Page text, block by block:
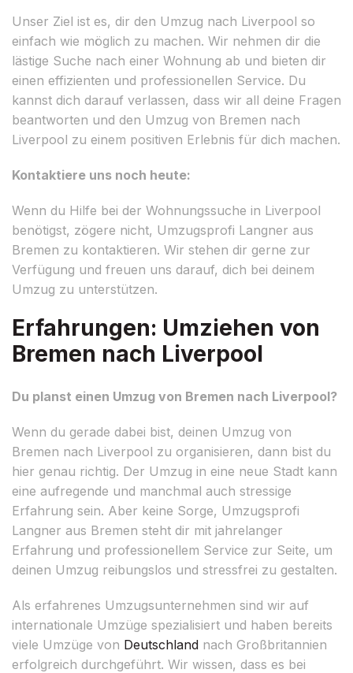
Unser Ziel ist es, dir den Umzug nach Liverpool so
einfach wie möglich zu machen. Wir nehmen dir die
lästige Suche nach einer Wohnung ab und bieten dir
einen effizienten und professionellen Service. Du
kannst dich darauf verlassen, dass wir all deine Fragen
beantworten und den Umzug von Bremen nach
Liverpool zu einem positiven Erlebnis für dich machen.
Kontaktiere uns noch heute:
Wenn du Hilfe bei der Wohnungssuche in Liverpool
benötigst, zögere nicht, Umzugsprofi Langner aus
Bremen zu kontaktieren. Wir stehen dir gerne zur
Verfügung und freuen uns darauf, dich bei deinem
Umzug zu unterstützen.
Erfahrungen: Umziehen von
Bremen nach Liverpool
Du planst einen Umzug von Bremen nach Liverpool?
Wenn du gerade dabei bist, deinen Umzug von
Bremen nach Liverpool zu organisieren, dann bist du
hier genau richtig. Der Umzug in eine neue Stadt kann
eine aufregende und manchmal auch stressige
Erfahrung sein. Aber keine Sorge, Umzugsprofi
Langner aus Bremen steht dir mit jahrelanger
Erfahrung und professionellem Service zur Seite, um
deinen Umzug reibungslos und stressfrei zu gestalten.
Als erfahrenes Umzugsunternehmen sind wir auf
internationale Umzüge spezialisiert und haben bereits
viele Umzüge von Deutschland nach Großbritannien
erfolgreich durchgeführt. Wir wissen, dass es bei